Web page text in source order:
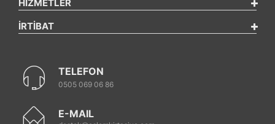
HİZMETLER
İRTİBAT
TELEFON
0505 069 06 86
E-MAIL